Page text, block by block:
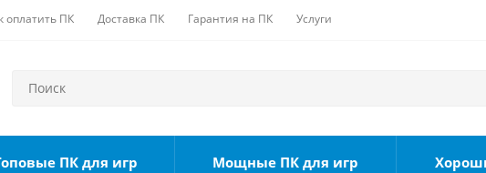
оплатить ПК Доставка ПК Гарантия на ПК Услуги
ПК для игр Мощные ПК для игр